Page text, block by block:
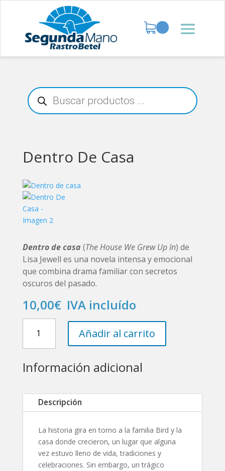
Búsqueda
de
productos
Dentro De Casa
Dentro de casa (The House We Grew Up In) de
Lisa Jewell es una novela intensa y emocional
que combina drama familiar con secretos
oscuros del pasado.
10,00€ IVA incluído
Casa
Añadir al carrito
Información adicional
Descripción
La historia gira en torno a la familia Bird y la
casa donde crecieron, un lugar que alguna
vez estuvo lleno de vida, tradiciones y
celebraciones. Sin embargo, un trágico